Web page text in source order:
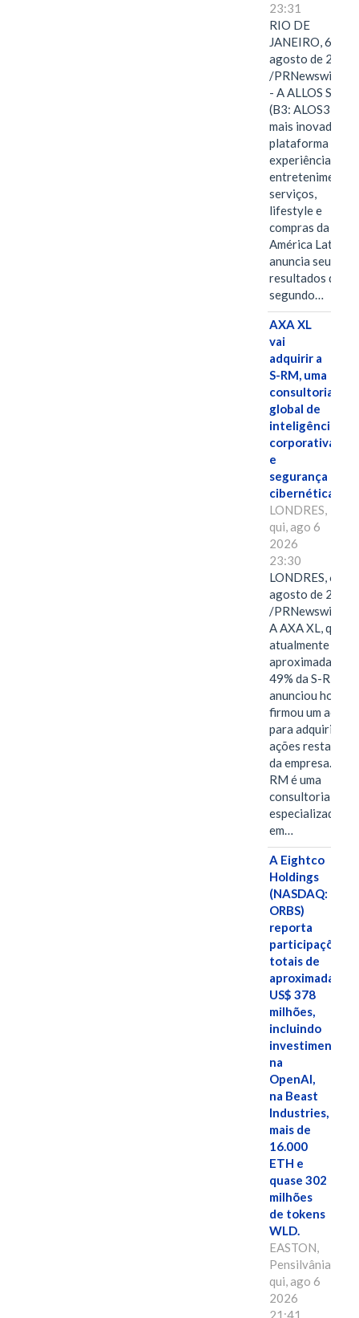
23:31
RIO DE
JANEIRO, 6 de
agosto de 2026
/PRNewswire/ -
- A ALLOS S.A.
(B3: ALOS3), a
mais inovadora
plataforma de
experiências,
entretenimento,
serviços,
lifestyle e
compras da
América Latina
anuncia seus
resultados do
segundo…
AXA XL
vai
adquirir a
S-RM, uma
consultoria
global de
inteligência
corporativa
e
segurança
cibernética
LONDRES,
qui, ago 6
2026
23:30
LONDRES, 6 de
agosto de 2026
/PRNewswire/ --
A AXA XL, que
atualmente
49% da S-RM,
anunciou hoje
firmou um
para adquirir as
ações restantes
da empresa. A S-
RM é uma
consultoria
especializada
em…
A Eightco
Holdings
(NASDAQ:
ORBS)
reporta
participações
totais de
US$ 378
milhões,
incluindo
investimentos
na
OpenAI,
na Beast
Industries,
mais de
16.000
ETH e
quase 302
milhões
de tokens
WLD.
EASTON,
Pensilvânia,
qui, ago 6
2026
21:41